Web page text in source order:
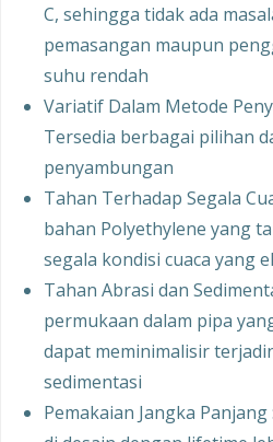
C, sehingga tidak ada
pemasangan maupun
suhu rendah
Variatif Dalam Metode
Tersedia berbagai pilihan
penyambungan
Tahan Terhadap Segala
bahan Polyethylene yang
segala kondisi cuaca yang
Tahan Abrasi dan
permukaan dalam pipa
dapat meminimalisir
sedimentasi
Pemakaian Jangka